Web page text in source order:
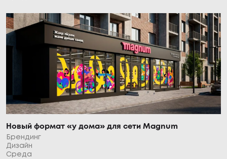
Новый формат «у дома» для сети Magnum
Брендинг
Дизайн
Среда